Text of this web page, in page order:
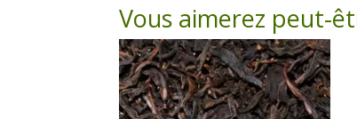
Vous aimerez peut-